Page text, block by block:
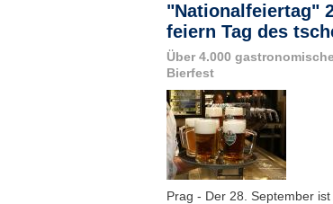
"Nationalfeiertag"
feiern Tag des
Über 4.000
Bierfest
Prag - Der 28. September